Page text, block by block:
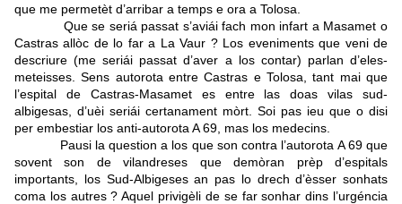
que me permetèt d’arribar a temps e ora a Tolosa.
Que se seriá passat s’aviái fach mon infart a Masamet o
Castras allòc de lo far a La Vaur ? Los eveniments que veni de
descriure (me seriái passat d’aver a los contar) parlan d’eles-
meteisses. Sens autorota entre Castras e Tolosa, tant mai que
l’espital de Castras-Masamet es entre las doas vilas sud-
albigesas, d’uèi seriái certanament mòrt. Soi pas ieu que o disi
per embestiar los anti-autorota A 69, mas los medecins.
Pausi la question a los que son contra l’autorota A 69 que
sovent son de vilandreses que demòran prèp d’espitals
importants, los Sud-Albigeses an pas lo drech d’èsser sonhats
coma los autres ? Aquel privigèli de se far sonhar dins l’urgéncia